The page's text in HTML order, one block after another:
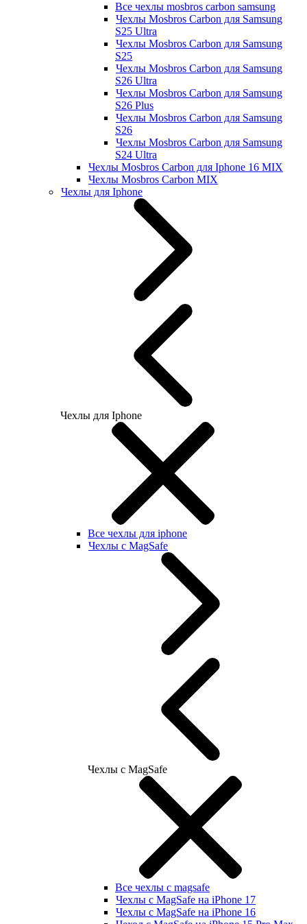
Все чехлы mosbros carbon samsung
Чехлы Mosbros Carbon для Samsung
S25 Ultra
Чехлы Mosbros Carbon для Samsung
S25
Чехлы Mosbros Carbon для Samsung
S26 Ultra
Чехлы Mosbros Carbon для Samsung
S26 Plus
Чехлы Mosbros Carbon для Samsung
S26
Чехлы Mosbros Carbon для Samsung
S24 Ultra
Чехлы Mosbros Carbon для Iphone 16 MIX
Чехлы Mosbros Carbon MIX
Чехлы для Iphone
Чехлы для Iphone
Все чехлы для iphone
Чехлы с MagSafe
Чехлы с MagSafe
Все чехлы с magsafe
Чехлы с MagSafe на iPhone 17
Чехлы с MagSafe на iPhone 16